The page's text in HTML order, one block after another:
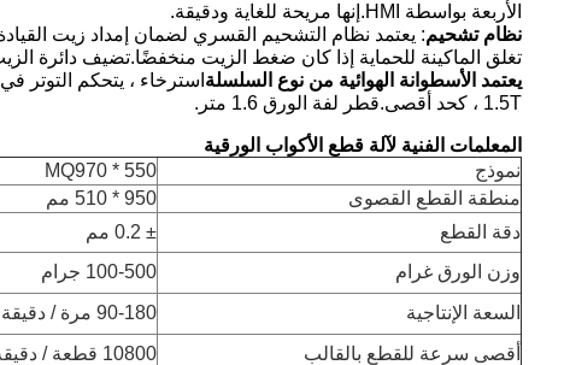
الأربعة بواسطة HMI.إنها مريحة للغاية ودقيقة.
نظام تشحيم: يعتمد نظام التشحيم القسري لضمان إمداد زيت
تغلق الماكينة للحماية إذا كان ضغط الزيت منخفضًا.تضيف دائرة
يعتمد الأسطوانة الهوائية من نوع السلسلة استرخاء ، يتحكم التوتر
1.5T ، كحد أقصى.قطر لفة الورق 1.6 متر.
المعلمات الفنية لآلة قطع الأكواب الورقية
نموذج
MQ970 * 550
منطقة القطع القصوى
950 * 510 مم
دقة القطع
± 0.2 مم
وزن الورق غرام
100-500 جرام
السعة الإنتاجية
90-180 مرة / دقيقة
أقصى سرعة للقطع بالقالب
10800 قطعة / دقيقة